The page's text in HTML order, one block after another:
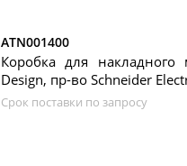
ATN001400
Коробка для
Design, пр-во Schneider
Срок поставки по запросу